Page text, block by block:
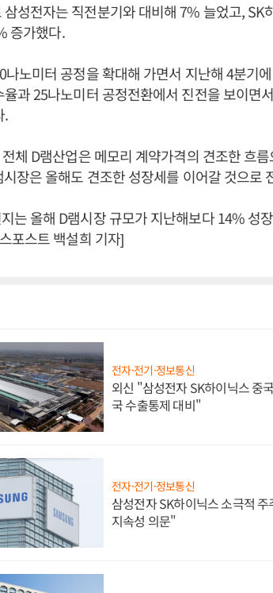
성전자는 직전분기와 대비해 7% 늘었고, SK
증가했다.
나노미터 공정을 확대해 가면서 지난해 4분기
과 25나노미터 공정전환에서 진전을 보이면
.
체 D램산업은 메모리 계약가격의 견조한 흐
장은 올해도 견조한 성장세를 이어갈 것으로
는 올해 D램시장 규모가 지난해보다 14% 성
포스트 백설희 기자]
전자·전기·정보통신
외신 "삼성전자 SK하이닉스 중
국 수출통제 대비"
전자·전기·정보통신
삼성전자 SK하이닉스 소극적
지속성 의문"